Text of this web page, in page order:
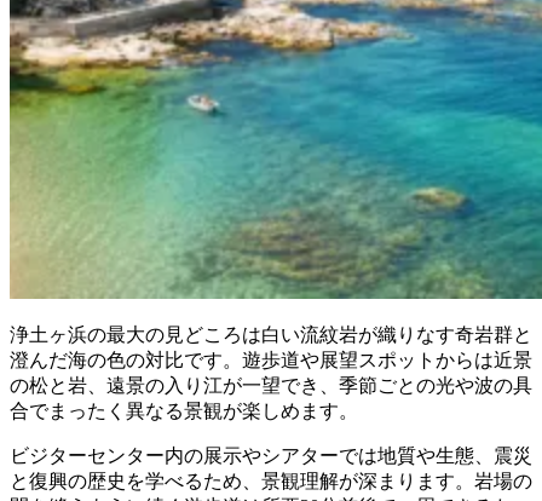
浄土ヶ浜の最大の見どころは白い流紋岩が織りなす奇岩群と
澄んだ海の色の対比です。遊歩道や展望スポットからは近景
の松と岩、遠景の入り江が一望でき、季節ごとの光や波の具
合でまったく異なる景観が楽しめます。
ビジターセンター内の展示やシアターでは地質や生態、震災
と復興の歴史を学べるため、景観理解が深まります。岩場の